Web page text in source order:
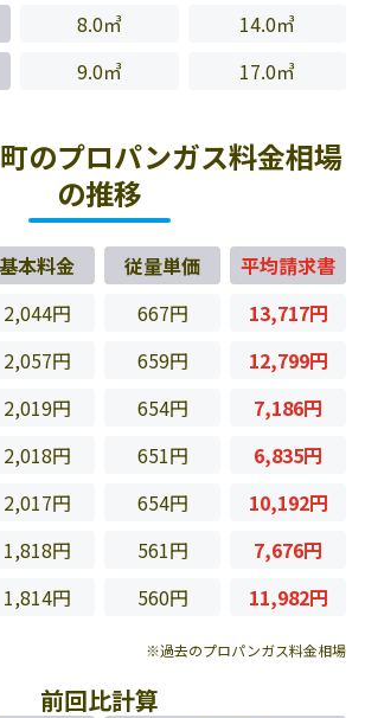
8.0㎥
14.0㎥
9.0㎥ 17.0㎥
のプロパンガス料金相場
の推移
基本料金 従量単価
平均請求書
2,044円 667円
13,717円
2,057円 659円
12,799円
2,019円 654円
7,186円
2,018円 651円
6,835円
2,017円 654円
10,192円
1,818円 561円
7,676円
1,814円 560円 11,982円
※過去のプロパンガス料金相場
前回比計算